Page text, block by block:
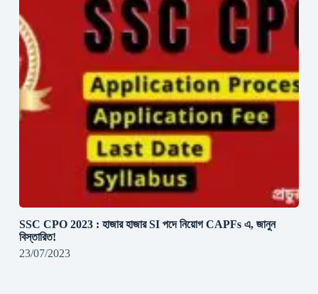
SSC CPO 2023 : হাজার হাজার SI পদে নিয়োগ CAPFs এ, জানুন
বিস্তারিত!
23/07/2023